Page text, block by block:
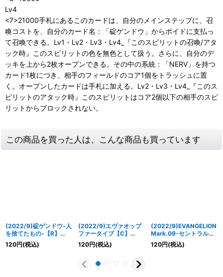
Lv4
<7>21000手札にあるこのカードは、自分のメインステップに、召
喚コストを、自分のカード名：「碇ゲンドウ」からボイドに支払っ
て召喚できる。Lv1・Lv2・Lv3・Lv4_『このスピリットの召喚/アタ
ック時』このスピリットの色を無色として扱う。さらに、自分のデ
ッキを上から2枚オープンできる。その中の系統：「NERV」を持つ
カード1枚につき、相手のフィールドのコア1個をトラッシュに置
く。オープンしたカードは手札に加える。Lv2・Lv3・Lv4_『このス
ピリットのアタック時』このスピリットはコア2個以下の相手のスピ
リットからブロックされない。
この商品を買った人は、こんな商品も買っています
(2022/9)碇ゲンドウ-人
を捨てたもの-【R】
{CB23-036}《紫》
120円(税込)
(2022/9)エヴァオップ
ファータイプ【C】
{CB23-022}《紫》
120円(税込)
(2022/9)EVANGELION
Mark.09-セントラルド
グマ降下-【R】{CB23-
014}《紫》
120円(税込)